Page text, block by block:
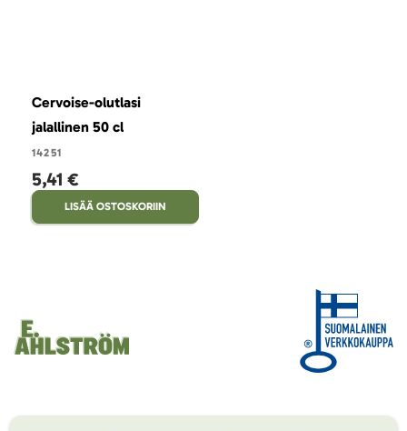
Cervoise-olutlasi
jalallinen 50 cl
14251
5,41 €
LISÄÄ OSTOSKORIIN